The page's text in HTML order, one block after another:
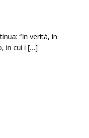
“In verità, in
in cui i […]